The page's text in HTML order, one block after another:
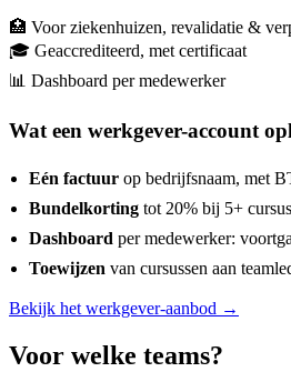
🏥 Voor ziekenhuizen, revalidatie &
🎓 Geaccrediteerd, met certificaat
📊 Dashboard per medewerker
Wat een werkgever-account
Eén factuur op bedrijfsnaam, met
Bundelkorting tot 20% bij 5+
Dashboard per medewerker:
Toewijzen van cursussen aan
Bekijk het werkgever-aanbod →
Voor welke teams?